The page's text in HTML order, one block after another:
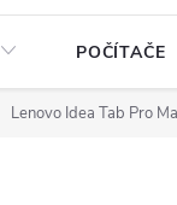
POČÍTAČE
Lenovo Idea Tab Pro